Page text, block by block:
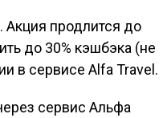
Акция продлится до
до 30% кэшбэка (не
в сервисе Alfa Travel.
сервис Альфа